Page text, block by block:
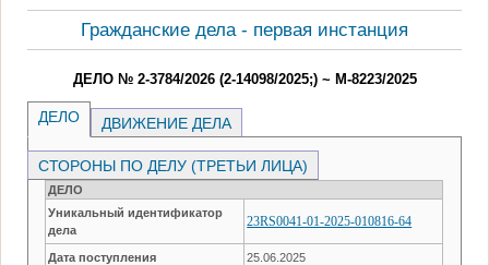
Гражданские дела - первая инстанция
ДЕЛО № 2-3784/2026 (2-14098/2025;) ~ М-8223/2025
ДЕЛО ДВИЖЕНИЕ ДЕЛА
СТОРОНЫ ПО ДЕЛУ (ТРЕТЬИ ЛИЦА)
ДЕЛО
Уникальный идентификатор
дела
23RS0041-01-2025-010816-64
Дата поступления 25.06.2025